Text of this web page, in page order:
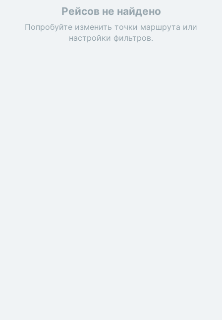
Рейсов не найдено
Попробуйте изменить точки маршрута или
настройки фильтров.